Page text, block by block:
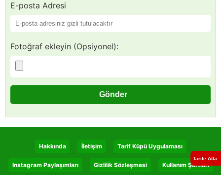
E-posta Adresi
Fotoğraf ekleyin (Opsiyonel):
Tarife Atla
Hakkında İletişim Tarif Küpü Uygulaması
Instagram Paylaşımları Gizlilik Sözleşmesi Kullanım Şartları